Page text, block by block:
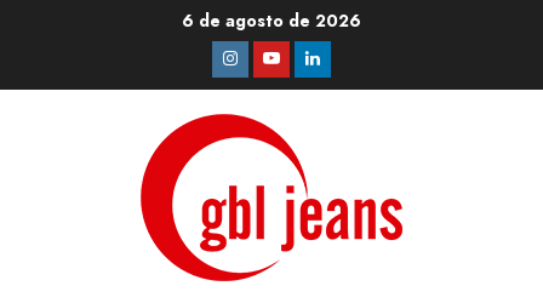
6 de agosto de 2026
Instagram
YoutubeLinkedin